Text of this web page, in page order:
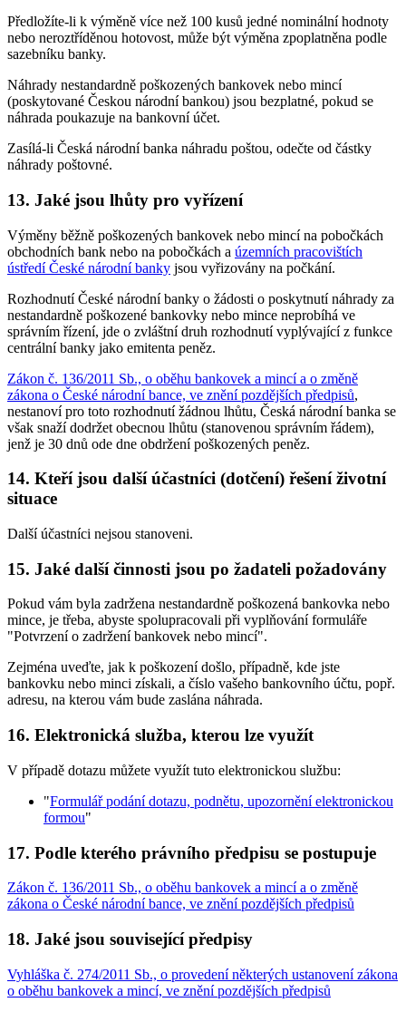
Předložíte-li k výměně více než 100 kusů jedné nominální hodnoty
nebo neroztříděnou hotovost, může být výměna zpoplatněna podle
sazebníku banky.
Náhrady nestandardně poškozených bankovek nebo mincí
(poskytované Českou národní bankou) jsou bezplatné, pokud se
náhrada poukazuje na bankovní účet.
Zasílá-li Česká národní banka náhradu poštou, odečte od částky
náhrady poštovné.
13. Jaké jsou lhůty pro vyřízení
Výměny běžně poškozených bankovek nebo mincí na pobočkách
obchodních bank nebo na pobočkách a územních pracovištích
ústředí České národní banky jsou vyřizovány na počkání.
Rozhodnutí České národní banky o žádosti o poskytnutí náhrady za
nestandardně poškozené bankovky nebo mince neprobíhá ve
správním řízení, jde o zvláštní druh rozhodnutí vyplývající z funkce
centrální banky jako emitenta peněz.
Zákon č. 136/2011 Sb., o oběhu bankovek a mincí a o změně
zákona o České národní bance, ve znění pozdějších předpisů,
nestanoví pro toto rozhodnutí žádnou lhůtu, Česká národní banka se
však snaží dodržet obecnou lhůtu (stanovenou správním řádem),
jenž je 30 dnů ode dne obdržení poškozených peněz.
14. Kteří jsou další účastníci (dotčení) řešení životní
situace
Další účastníci nejsou stanoveni.
15. Jaké další činnosti jsou po žadateli požadovány
Pokud vám byla zadržena nestandardně poškozená bankovka nebo
mince, je třeba, abyste spolupracovali při vyplňování formuláře
"Potvrzení o zadržení bankovek nebo mincí".
Zejména uveďte, jak k poškození došlo, případně, kde jste
bankovku nebo minci získali, a číslo vašeho bankovního účtu, popř.
adresu, na kterou vám bude zaslána náhrada.
16. Elektronická služba, kterou lze využít
V případě dotazu můžete využít tuto elektronickou službu:
"Formulář podání dotazu, podnětu, upozornění elektronickou
formou"
17. Podle kterého právního předpisu se postupuje
Zákon č. 136/2011 Sb., o oběhu bankovek a mincí a o změně
zákona o České národní bance, ve znění pozdějších předpisů
18. Jaké jsou související předpisy
Vyhláška č. 274/2011 Sb., o provedení některých ustanovení zákona
o oběhu bankovek a mincí, ve znění pozdějších předpisů